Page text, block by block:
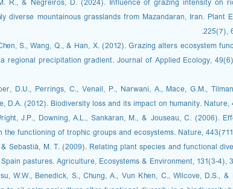
R., & Negreiros, D. (2024). Influence of grazing intensity on
diverse mountainous grasslands from Mazandaran, Iran. Plant
225(7),
S., Wang, Q., & Han, X. (2012). Grazing alters ecosystem
regional precipitation gradient. Journal of Applied Ecology,
D.U., Perrings, C., Venail, P., Narwani, A., Mace, G.M.,
D.A. (2012). Biodiversity loss and its impact on humanity. Nature,
J.P., Downing, A.L., Sankaran, M., & Jouseau, C. (2006).
the functioning of trophic groups and ecosystems. Nature,
Sebastià, M. T. (2009). Relating plant species and functional
pastures. Agriculture, Ecosystems & Environment, 131(3-4),
W.W., Benedick, S., Chung, A., Vun Khen, C., Wilcove, D.S., &